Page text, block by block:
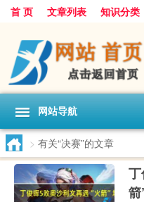
首 页 文章列表 知识分类
网站导航
> 有关“决赛”的文章